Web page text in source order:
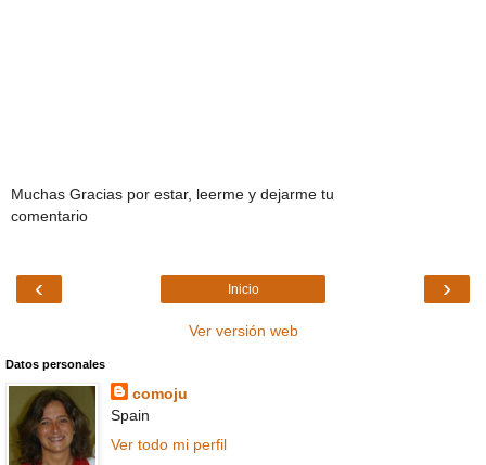
Muchas Gracias por estar, leerme y dejarme tu
comentario
‹ ›
Inicio
Ver versión web
Datos personales
comoju
Spain
Ver todo mi perfil